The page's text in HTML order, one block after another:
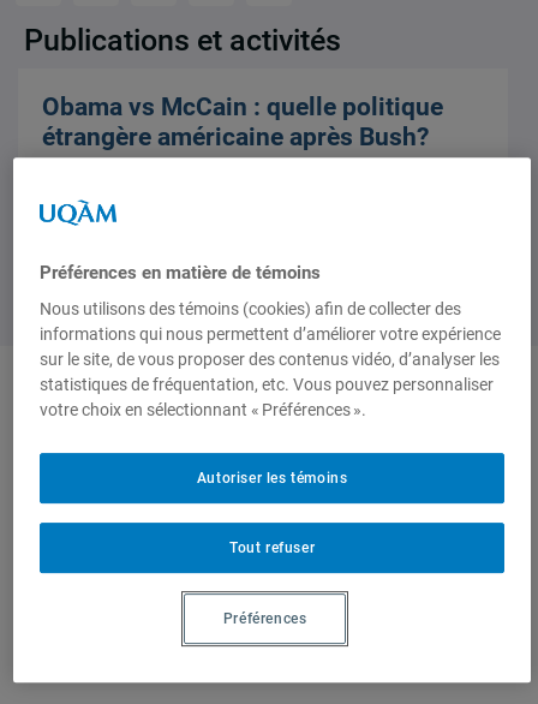
Publications et activités
Obama vs McCain : quelle politique
étrangère américaine après Bush?
1 résultat
Partenaires
Institut d’études
internationales de Montréal
(IEIM)
Préférences en matière de témoins
Nous utilisons des témoins (cookies) afin de collecter des
informations qui nous permettent d’améliorer votre expérience
sur le site, de vous proposer des contenus vidéo, d’analyser les
statistiques de fréquentation, etc. Vous pouvez personnaliser
votre choix en sélectionnant « Préférences ».
Tout refuser
Autoriser les témoins
Préférences